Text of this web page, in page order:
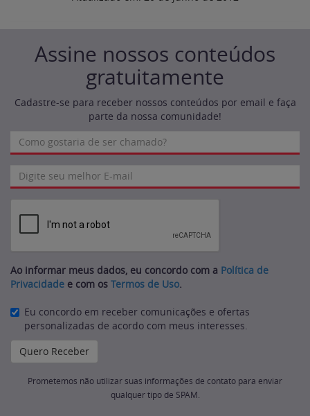
Assine nossos conteúdos
gratuitamente
Cadastre-se para receber nossos conteúdos por email e faça
parte da nossa comunidade!
Ao informar meus dados, eu concordo com a Política de
Privacidade e com os Termos de Uso.
Eu concordo em receber comunicações e ofertas
personalizadas de acordo com meus interesses.
Prometemos não utilizar suas informações de contato para enviar
qualquer tipo de SPAM.